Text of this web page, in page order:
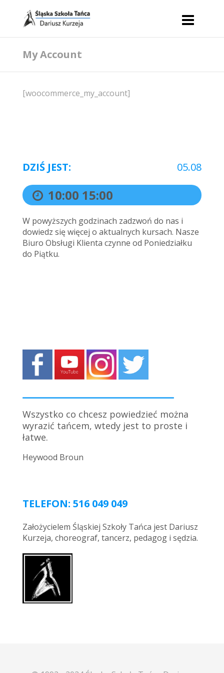
My Account
[woocommerce_my_account]
DZIŚ JEST: 05.08
10:00 15:00
W powyższych godzinach zadzwoń do nas i
dowiedz się więcej o aktualnych kursach. Nasze
Biuro Obsługi Klienta czynne od Poniedziałku
do Piątku.
Wszystko co chcesz powiedzieć można
wyrazić tańcem, wtedy jest to proste i
łatwe.
Heywood Broun
TELEFON: 516 049 049
Założycielem Śląskiej Szkoły Tańca jest Dariusz
Kurzeja, choreograf, tancerz, pedagog i sędzia.